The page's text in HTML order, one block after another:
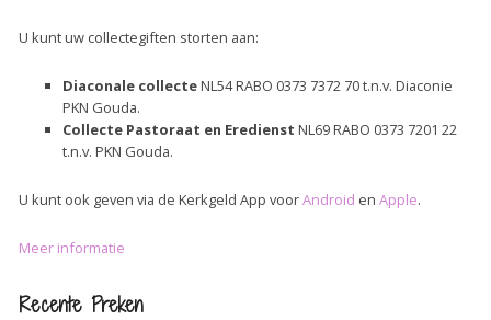
U kunt uw collectegiften storten aan:
Diaconale collecteNL54 RABO 0373 7372 70 t.n.v. Diaconie
PKN Gouda.
Collecte Pastoraat en EredienstNL69 RABO 0373 7201 22
t.n.v. PKN Gouda.
U kunt ook geven via de Kerkgeld App voorAndroid enApple.
Meer informatie
Recente Preken